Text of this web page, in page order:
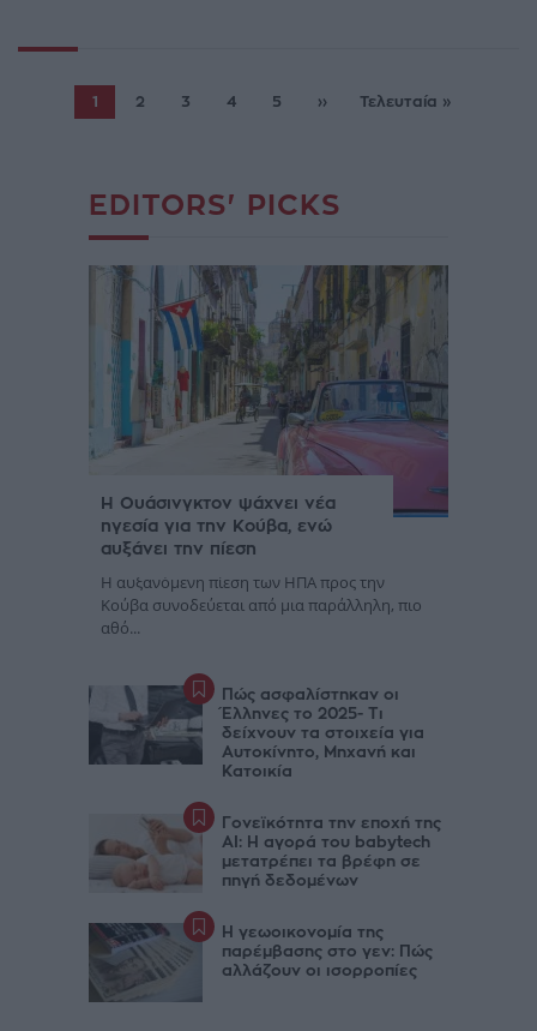
1 2 3 4 5 ›› Τελευταία »
EDITORS' PICKS
Η Ουάσινγκτον ψάχνει νέα
ηγεσία για την Κούβα, ενώ
αυξάνει την πίεση
Η αυξανόμενη πίεση των ΗΠΑ προς την
Κούβα συνοδεύεται από μια παράλληλη, πιο
αθό...
Πώς ασφαλίστηκαν οι
Έλληνες το 2025- Τι
δείχνουν τα στοιχεία για
Αυτοκίνητο, Μηχανή και
Κατοικία
Γονεϊκότητα την εποχή της
AI: Η αγορά του babytech
μετατρέπει τα βρέφη σε
πηγή δεδομένων
Η γεωοικονομία της
παρέμβασης στο γεν: Πώς
αλλάζουν οι ισορροπίες